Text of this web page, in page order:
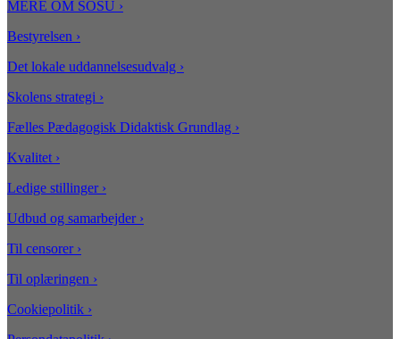
MERE OM SOSU ›
Bestyrelsen ›
Det lokale uddannelsesudvalg ›
Skolens strategi ›
Fælles Pædagogisk Didaktisk Grundlag ›
Kvalitet ›
Ledige stillinger ›
Udbud og samarbejder ›
Til censorer ›
Til oplæringen ›
Cookiepolitik ›